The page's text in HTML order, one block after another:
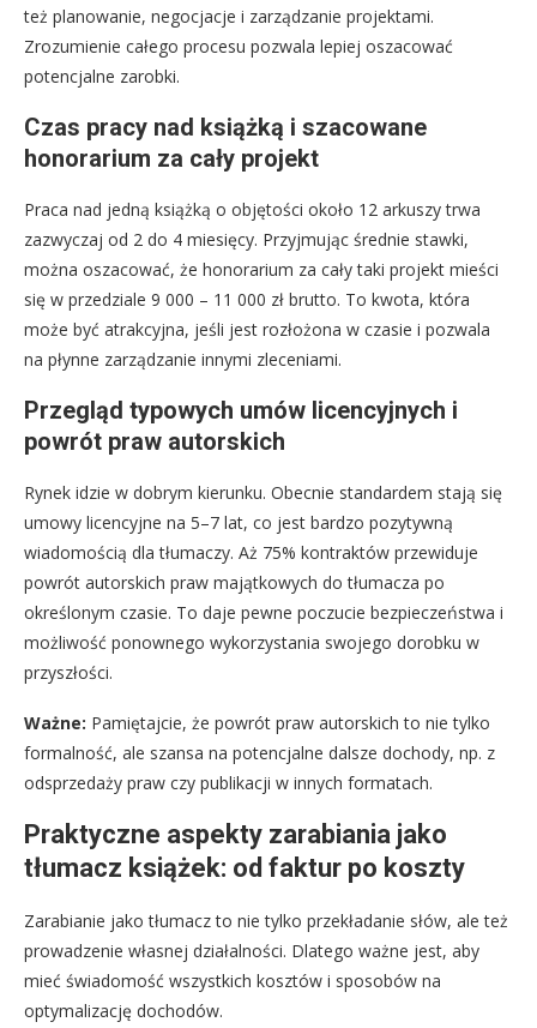
też planowanie, negocjacje i zarządzanie projektami.
Zrozumienie całego procesu pozwala lepiej oszacować
potencjalne zarobki.
Czas pracy nad książką i szacowane
honorarium za cały projekt
Praca nad jedną książką o objętości około 12 arkuszy trwa
zazwyczaj od 2 do 4 miesięcy. Przyjmując średnie stawki,
można oszacować, że honorarium za cały taki projekt mieści
się w przedziale 9 000 – 11 000 zł brutto. To kwota, która
może być atrakcyjna, jeśli jest rozłożona w czasie i pozwala
na płynne zarządzanie innymi zleceniami.
Przegląd typowych umów licencyjnych i
powrót praw autorskich
Rynek idzie w dobrym kierunku. Obecnie standardem stają się
umowy licencyjne na 5–7 lat, co jest bardzo pozytywną
wiadomością dla tłumaczy. Aż 75% kontraktów przewiduje
powrót autorskich praw majątkowych do tłumacza po
określonym czasie. To daje pewne poczucie bezpieczeństwa i
możliwość ponownego wykorzystania swojego dorobku w
przyszłości.
Ważne: Pamiętajcie, że powrót praw autorskich to nie tylko
formalność, ale szansa na potencjalne dalsze dochody, np. z
odsprzedaży praw czy publikacji w innych formatach.
Praktyczne aspekty zarabiania jako
tłumacz książek: od faktur po koszty
Zarabianie jako tłumacz to nie tylko przekładanie słów, ale też
prowadzenie własnej działalności. Dlatego ważne jest, aby
mieć świadomość wszystkich kosztów i sposobów na
optymalizację dochodów.